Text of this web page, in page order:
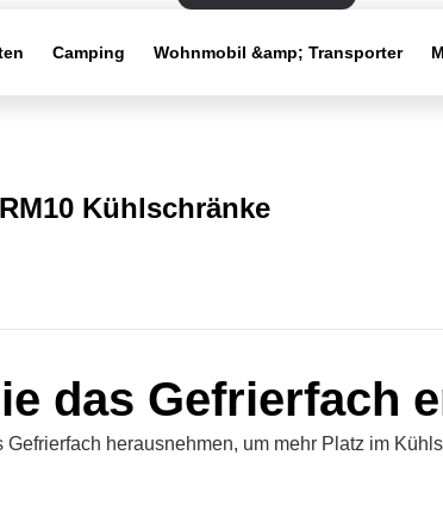
Camping Wohnmobil &amp; Transporter
RM10 Kühlschränke
das Gefrierfach
Gefrierfach herausnehmen, um mehr Platz im